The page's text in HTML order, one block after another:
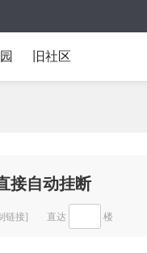
旧社区
接自动挂断
链接] 直达 楼